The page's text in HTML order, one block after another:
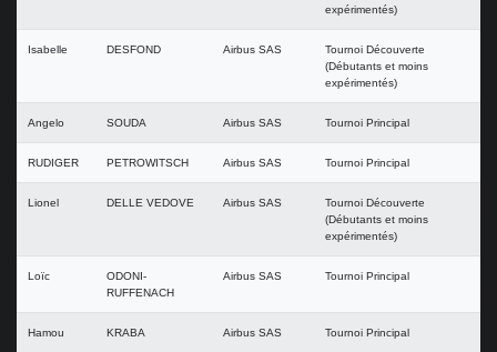
expérimentés)
Isabelle DESFOND Airbus SAS
Tournoi Découverte
(Débutants et moins
expérimentés)
Angelo SOUDA Airbus SAS Tournoi Principal
RUDIGER PETROWITSCH Airbus SAS Tournoi Principal
Lionel DELLE VEDOVE Airbus SAS
Tournoi Découverte
(Débutants et moins
expérimentés)
Loïc
ODONI-
RUFFENACH
Airbus SAS Tournoi Principal
Hamou KRABA Airbus SAS Tournoi Principal